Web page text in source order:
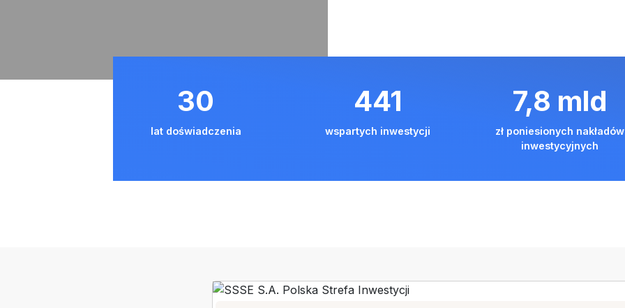
27 lat doświadczenia
lat doświadczenia
368 wspartych
wspartych inwestycji
, mld
zł poniesionych nakładów
inwestycyjnych